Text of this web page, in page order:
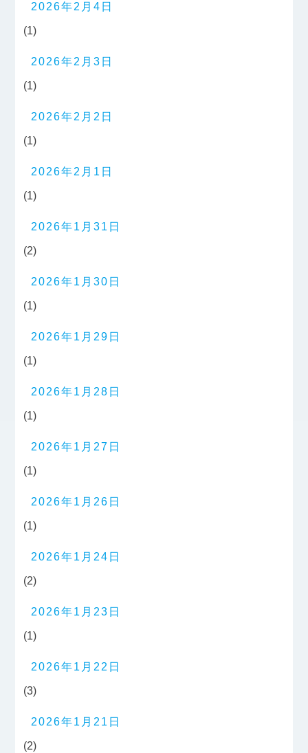
2026年2月4日
(1)
2026年2月3日
(1)
2026年2月2日
(1)
2026年2月1日
(1)
2026年1月31日
(2)
2026年1月30日
(1)
2026年1月29日
(1)
2026年1月28日
(1)
2026年1月27日
(1)
2026年1月26日
(1)
2026年1月24日
(2)
2026年1月23日
(1)
2026年1月22日
(3)
2026年1月21日
(2)